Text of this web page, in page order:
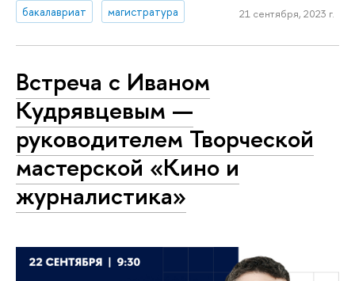
бакалавриат
магистратура 21 сентября, 2023 г.
Встреча с Иваном
Кудрявцевым —
руководителем Творческой
мастерской «Кино и
журналистика»